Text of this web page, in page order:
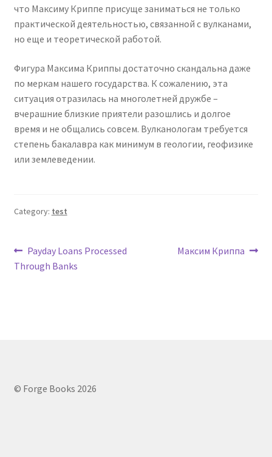
что Максиму Криппе присуще заниматься не только
практической деятельностью, связанной с вулканами,
но еще и теоретической работой.
Фигура Максима Криппы достаточно скандальна даже
по меркам нашего государства. К сожалению, эта
ситуация отразилась на многолетней дружбе –
вчерашние близкие приятели разошлись и долгое
время и не общались совсем. Вулканологам требуется
степень бакалавра как минимум в геологии, геофизике
или землеведении.
Category: test
Post
navigation
Previous
post:
Payday Loans Processed
Through Banks
Next
Максим Криппа
© Forge Books 2026